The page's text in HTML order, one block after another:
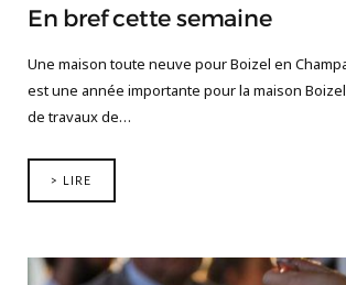
En bref cette semaine
Une maison toute neuve pour Boizel en
est une année importante pour la maison
de travaux de…
> LIRE